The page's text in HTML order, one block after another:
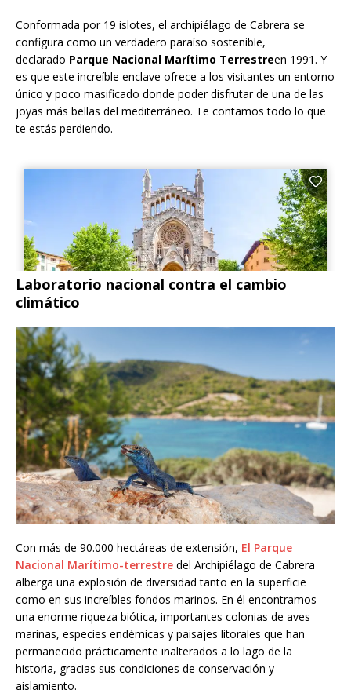
Conformada por 19 islotes, el archipiélago de Cabrera se
configura como un verdadero paraíso sostenible,
declarado Parque Nacional Marítimo Terrestreen 1991. Y
es que este increíble enclave ofrece a los visitantes un entorno
único y poco masificado donde poder disfrutar de una de las
joyas más bellas del mediterráneo. Te contamos todo lo que
te estás perdiendo.
Laboratorio nacional contra el cambio
climático
Con más de 90.000 hectáreas de extensión, El Parque
Nacional Marítimo-terrestre del Archipiélago de Cabrera
alberga una explosión de diversidad tanto en la superficie
como en sus increíbles fondos marinos. En él encontramos
una enorme riqueza biótica, importantes colonias de aves
marinas, especies endémicas y paisajes litorales que han
permanecido prácticamente inalterados a lo lago de la
historia, gracias sus condiciones de conservación y
aislamiento.